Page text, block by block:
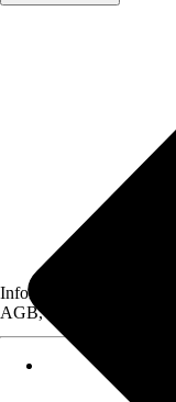
Informationen des
AGB, finden Sie bei